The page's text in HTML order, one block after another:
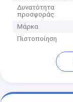
Δυνατότητα
προσφοράς
Μάρκα
Πιστοποίηση